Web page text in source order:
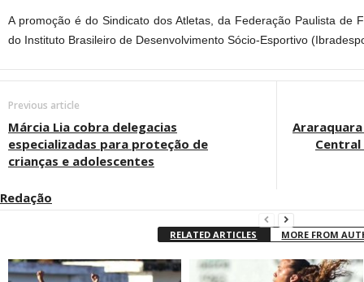
A promoção é do Sindicato dos Atletas, da Federação Paulista de
do Instituto Brasileiro de Desenvolvimento Sócio-Esportivo
Previous article
Márcia Lia cobra delegacias
especializadas para proteção de
crianças e adolescentes
Central
Redação
RELATED ARTICLES MORE FROM